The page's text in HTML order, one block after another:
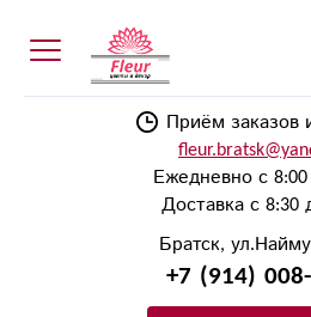
Приём заказов
Ежедневно с
Доставка с 8:30
Братск,
+7 (914)